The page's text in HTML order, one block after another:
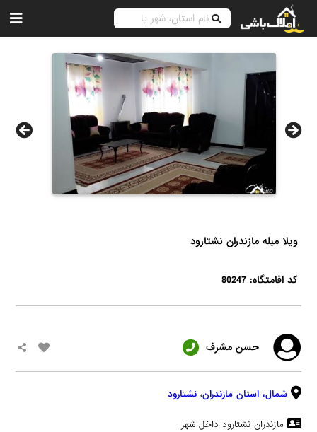
ویلا مبله مازندران نشتارود
کد اقامتگاه: 80247
حسن مشرف
شمال، استان مازندران، نشتارود
مازندران نشتارود داخل شهر